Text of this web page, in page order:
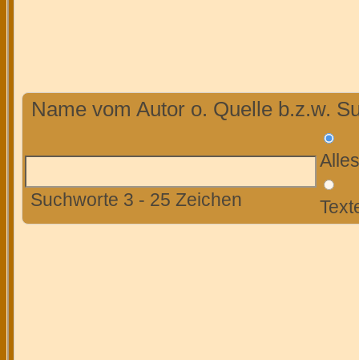
Name vom Autor o. Quelle b.z.w.
Suchworte 3 - 25 Zeichen
Alles